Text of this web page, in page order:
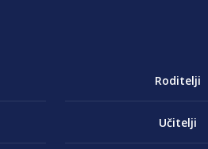
Roditelji
Učitelji